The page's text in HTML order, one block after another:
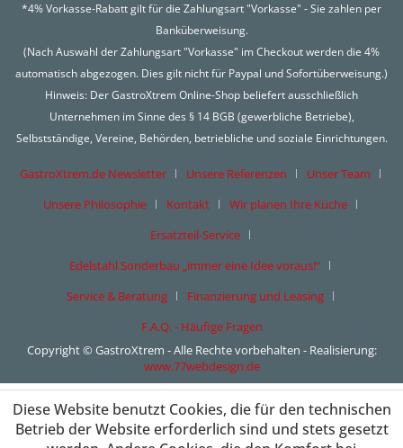
*4% Vorkasse-Rabatt gilt für die Zahlungsart "Vorkasse" - Sie zahlen per
Banküberweisung.
(Nach Auswahl der Zahlungsart "Vorkasse" im Checkout werden die 4%
automatisch abgezogen. Dies gilt nicht für Paypal und Sofortüberweisung.)
Hinweis: Der GastroXtrem Online-Shop beliefert ausschließlich
Unternehmen im Sinne des § 14 BGB (gewerbliche Betriebe),
Selbstständige, Vereine, Behörden, betriebliche und soziale Einrichtungen.
GastroXtrem.de Newsletter Unsere Referenzen
Unser Team
Unsere Philosophie
Kontakt
Wir planen Ihre Küche
Ersatzteil-Service
Edelstahl Sonderbau „immer eine Idee voraus!“
Service & Beratung
Finanzierung und Leasing
F.A.Q. - Häufige Fragen
Copyright © GastroXtrem - Alle Rechte vorbehalten - Realisierung:
www.77webdesign.de
Diese Website benutzt Cookies, die für den technischen
Betrieb der Website erforderlich sind und stets gesetzt